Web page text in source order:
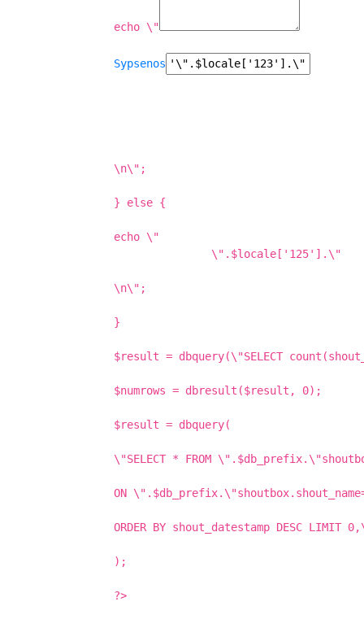
echo \"
Sypsenos
\n\";
} else {
echo \"
\".$locale['125'].\"
\n\";
}
$result = dbquery(\"SELECT
$numrows = dbresult($result, 0);
$result = dbquery(
\"SELECT * FROM
ON
ORDER BY shout_datestamp DESC
);
?>